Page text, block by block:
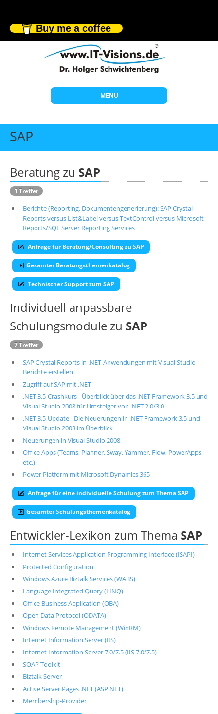
Buy me a coffee
MENU
Start
Individuelle Schulungen
Wissen
Über uns
Suche
SAP
Beratung zu SAP
1 Treffer
Berichte (Reporting, Dokumentengenerierung): SAP Crystal
Reports versus List&Label versus TextControl versus Microsoft
Reports/SQL Server Reporting Services
Anfrage für Beratung/Consulting zu SAP
Gesamter Beratungsthemenkatalog
Technischer Support zum SAP
Individuell anpassbare
Schulungsmodule zu SAP
7 Treffer
SAP Crystal Reports in .NET-Anwendungen mit Visual Studio -
Berichte erstellen
Zugriff auf SAP mit .NET
.NET 3.5-Crashkurs - Überblick über das .NET Framework 3.5 und
Visual Studio 2008 für Umsteiger von .NET 2.0/3.0
.NET 3.5-Update - Die Neuerungen in .NET Framework 3.5 und
Visual Studio 2008 im Überblick
Neuerungen in Visual Studio 2008
Office Apps (Teams, Planner, Sway, Yammer, Flow, PowerApps
etc.)
Power Platform mit Microsoft Dynamics 365
Anfrage für eine individuelle Schulung zum Thema SAP
Gesamter Schulungsthemenkatalog
Entwickler-Lexikon zum Thema SAP
Internet Services Application Programming Interface (ISAPI)
Protected Configuration
Windows Azure Biztalk Services (WABS)
Language Integrated Query (LINQ)
Office Business Application (OBA)
Open Data Protocol (ODATA)
Windows Remote Management (WinRM)
Internet Information Server (IIS)
Internet Information Server 7.0/7.5 (IIS 7.0/7.5)
SOAP Toolkit
Biztalk Server
Active Server Pages .NET (ASP.NET)
Membership-Provider